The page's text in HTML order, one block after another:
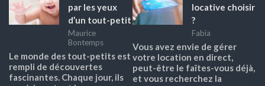
par les yeux
d’un tout-petit
Maurice
Bontemps
Le monde des tout-petits est
rempli de découvertes
fascinantes. Chaque jour, ils
locative choisir
?
Fabia
Vous avez envie de gérer
votre location en direct,
peut-être le faîtes-vous déjà,
et vous recherchez la